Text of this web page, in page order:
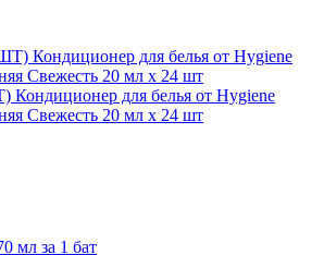
для белья от Hygiene
Свежесть 20 мл x 24 шт